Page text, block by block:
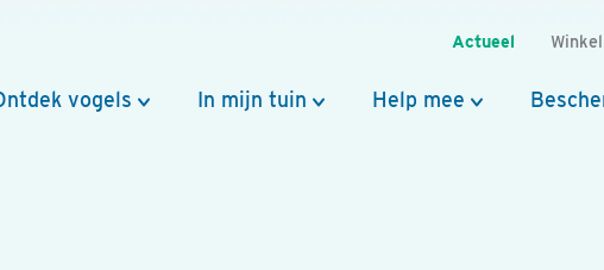
Actueel
vogels In mijn tuin Help mee